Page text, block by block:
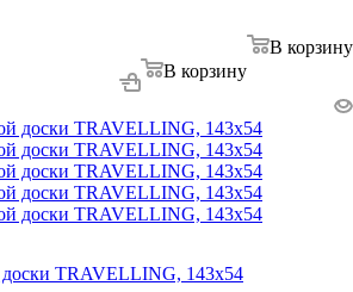
В корзину
В корзину
доски TRAVELLING, 143х54